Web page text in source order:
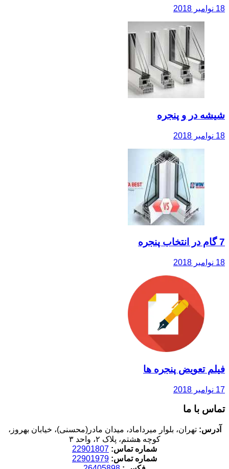
18 نوامبر 2018
شیشه در و پنجره
18 نوامبر 2018
7 گام در انتخاب پنجره
18 نوامبر 2018
فیلم تعویض پنجره ها
17 نوامبر 2018
تماس با ما
آدرس: تهران، بلوار میرداماد، میدان مادر(محسنی)، خیابان بهروز،
کوچه هشتم، پلاک ۲، واحد ۳
شماره تماس: 22901807
شماره تماس: 22901979